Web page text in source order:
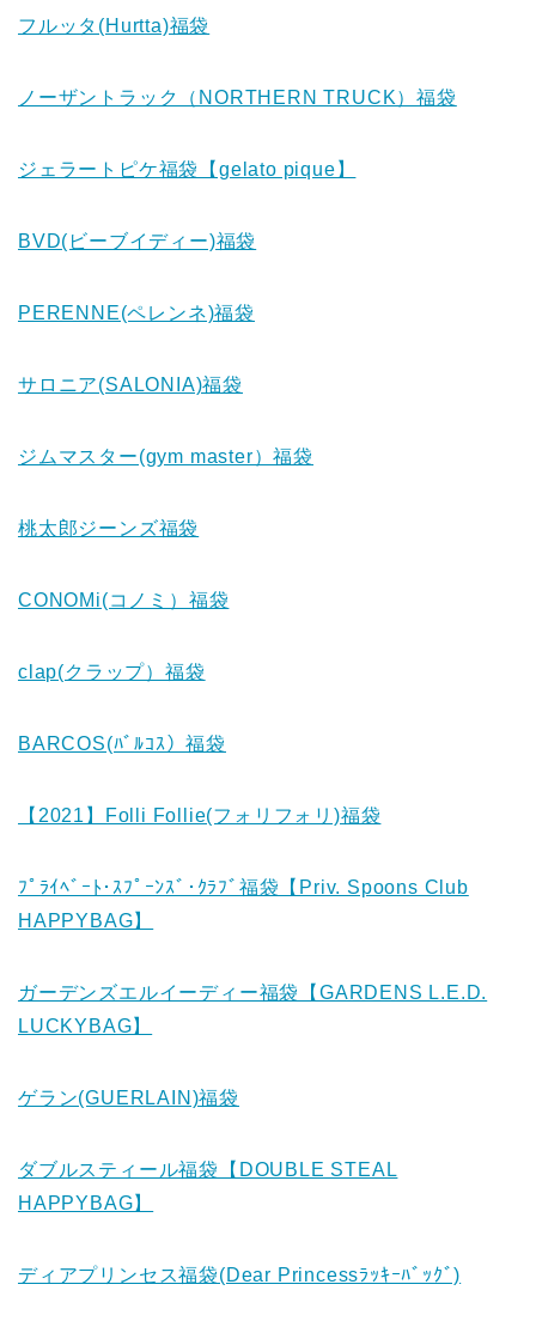
フルッタ(Hurtta)福袋
ノーザントラック（NORTHERN TRUCK）福袋
ジェラートピケ福袋【gelato pique】
BVD(ビーブイディー)福袋
PERENNE(ペレンネ)福袋
サロニア(SALONIA)福袋
ジムマスター(gym master）福袋
桃太郎ジーンズ福袋
CONOMi(コノミ）福袋
clap(クラップ）福袋
BARCOS(ﾊﾞﾙｺｽ）福袋
【2021】Folli Follie(フォリフォリ)福袋
ﾌﾟﾗｲﾍﾞｰﾄ･ｽﾌﾟｰﾝｽﾞ･ｸﾗﾌﾞ福袋【Priv. Spoons Club
HAPPYBAG】
ガーデンズエルイーディー福袋【GARDENS L.E.D.
LUCKYBAG】
ゲラン(GUERLAIN)福袋
ダブルスティール福袋【DOUBLE STEAL
HAPPYBAG】
ディアプリンセス福袋(Dear Princessﾗｯｷｰﾊﾞｯｸﾞ)